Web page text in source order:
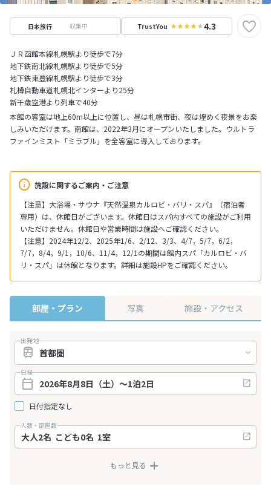
日本旅行 収集中 TrustYou 4.3
ＪＲ函館本線札幌駅より徒歩で7分
地下鉄南北線札幌駅より徒歩で5分
地下鉄東豊線札幌駅より徒歩で3分
札樽自動車道札幌北インターより25分
新千歳空港より列車で40分
施設に関するご案内・ご注意
【注意】大浴場・サウナ『天然温泉カルロビ・バリ・スパ』（宿泊者
専用）は、休館日がございます。休館日はスパ内すべての施設がご利用
いただけません。休館日や営業時間は施設へご確認ください。
【注意】2024年12/2、2025年1/6、2/12、3/3、4/7，5/7，6/2，
7/7，8/4，9/1，10/6、11/4，12/1の期間は館内スパ「カルロビ・バ
リ・スパ」は休館となります。詳細は施設HPをご確認ください。
本館の客室は地上60m以上に位置し、昼は札幌市街、夜は煌めく夜景をお楽
しみいただけます。南館は、2022年3月にオープンいたしました。ウルトラ
ファインミスト「ミラブル」を全客室に導入しております。
部屋・プラン 写真 施設・アクセス
出発地
日程
日付指定なし
人数・部屋数
もっと見る